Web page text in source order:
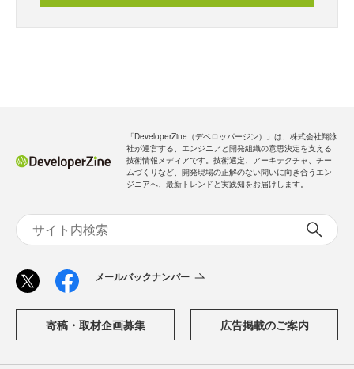
「DeveloperZine（デベロッパージン）」は、株式会社翔泳
社が運営する、エンジニアと開発組織の意思決定を支える
技術情報メディアです。技術選定、アーキテクチャ、チー
ムづくりなど、開発現場の正解のない問いに向き合うエン
ジニアへ、最新トレンドと実践知をお届けします。
メールバックナンバー
寄稿・取材企画募集 広告掲載のご案内